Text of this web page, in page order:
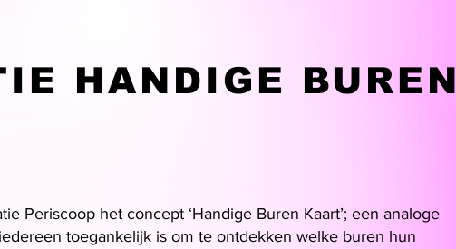
HANDIGE BUREN
Periscoop het concept ‘Handige Buren Kaart’; een analoge
toegankelijk is om te ontdekken welke buren hun